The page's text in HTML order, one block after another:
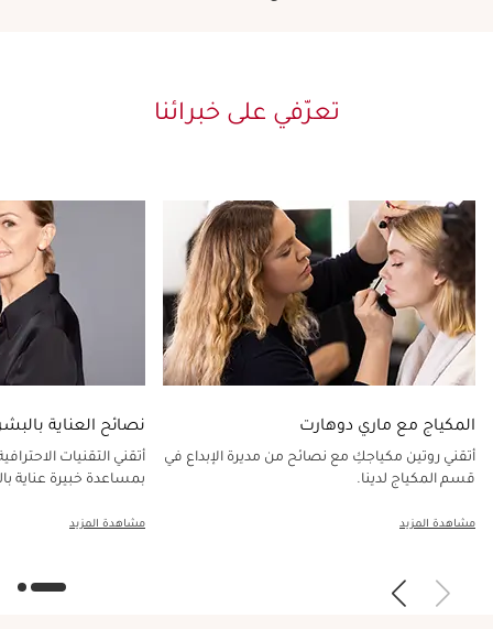
تعرّفي على خبرائنا
المكياج مع ماري دوهارت
أتقني روتين مكياجكِ مع نصائح من مديرة الإبداع في
قسم المكياج لدينا.
مشاهدة المزيد
نصائح العناية
أتقني التقنيات
بمساعدة خبيرة عناية
مشاهدة المزيد